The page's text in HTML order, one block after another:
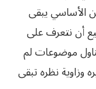
الأساسي يبقى
أن نتعرف على
موضوعات لم
وزاوية نظره تبقى